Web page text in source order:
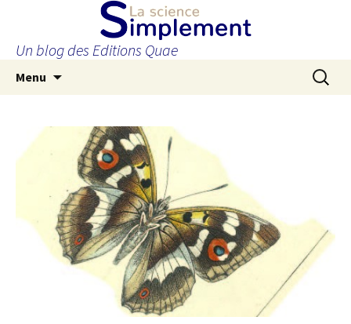
Un blog des Editions Quae
Menu
principal